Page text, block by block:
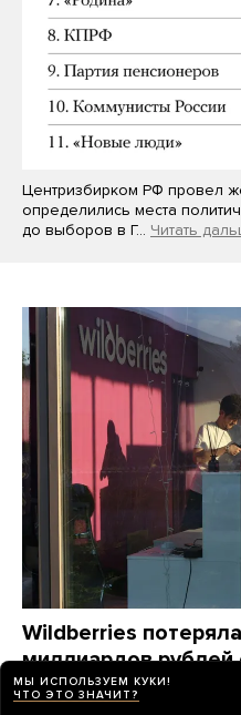
Центризбирком РФ провел
определились места
до выборов в Г… Читать
Wildberries
миллиардов рублей
дронов. Компания
МЫ ИСПОЛЬЗУЕМ КУКИ!
ЧТО ЭТО ЗНАЧИТ?